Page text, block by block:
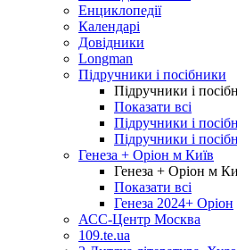
Енциклопедії
Календарі
Довідники
Longman
Підручники і посібники
Підручники і
Показати всі
Підручники і
Підручники і
Генеза + Оріон м Київ
Генеза + Оріон м
Показати всі
Генеза 2024+ Оріон
АСС-Центр Москва
109.te.ua